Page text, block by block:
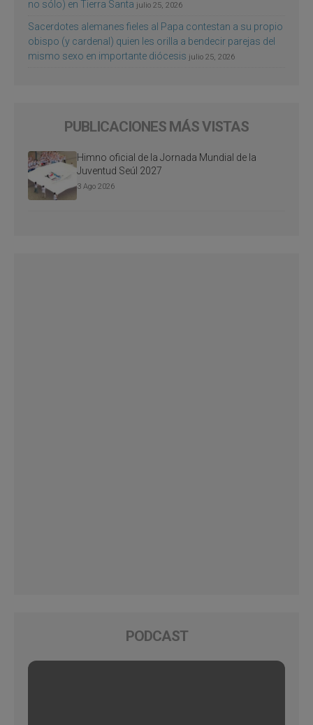
no sólo) en Tierra Santa julio 25, 2026
Sacerdotes alemanes fieles al Papa contestan a su propio
obispo (y cardenal) quien les orilla a bendecir parejas del
mismo sexo en importante diócesis julio 25, 2026
PUBLICACIONES MÁS VISTAS
Himno oficial de la Jornada Mundial de la
Juventud Seúl 2027
3 Ago 2026
PODCAST